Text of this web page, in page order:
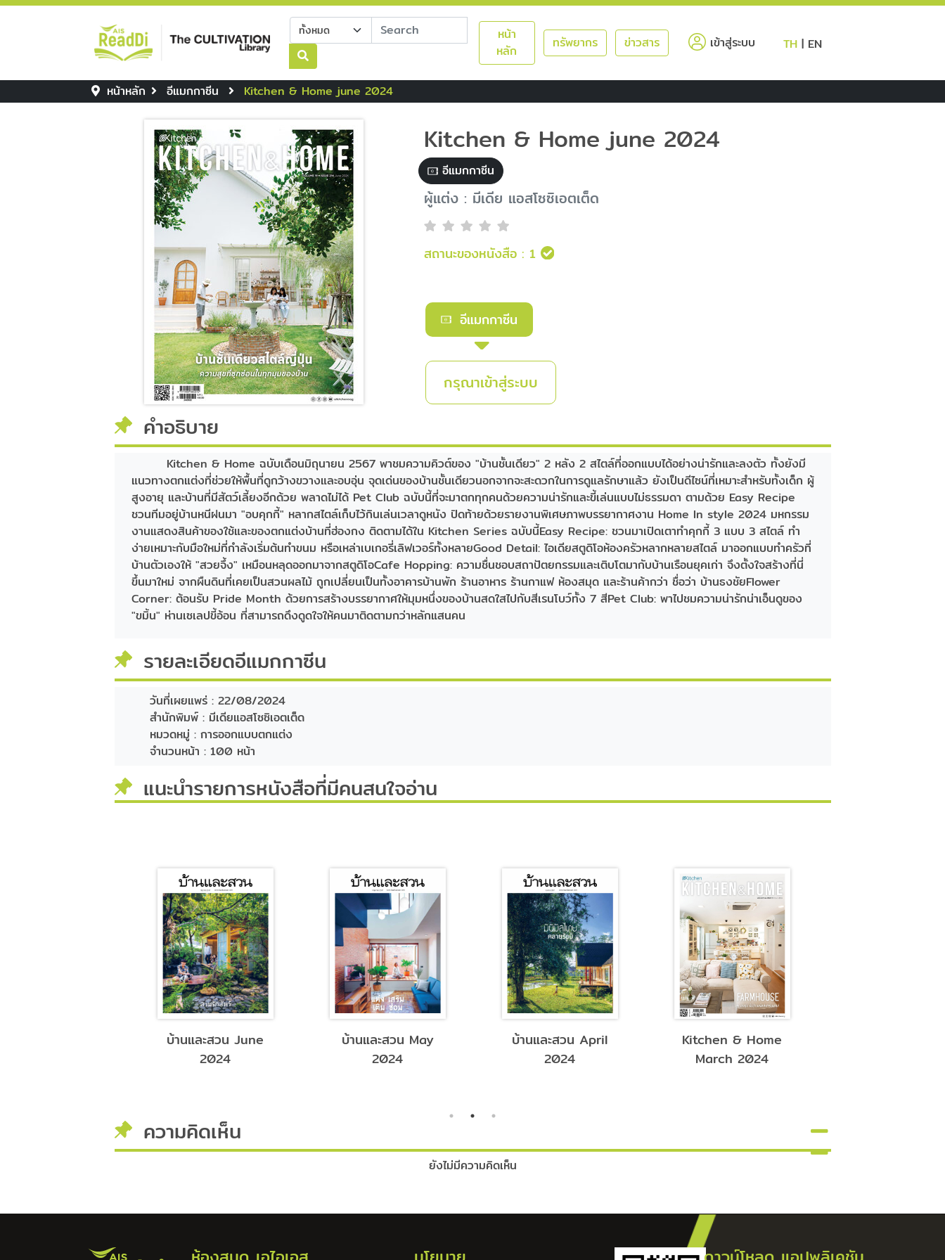
หน้า
หลัก
ทรัพยากร ข่าวสาร เข้าสู่ระบบ(current)
TH| EN
หน้าหลัก อีแมกกาซีน Kitchen & Home june 2024
Kitchen & Home june 2024
อีแมกกาซีน
ผู้แต่ง : มีเดีย แอสโซซิเอตเต็ด
สถานะของหนังสือ : 1
อีแมกกาซีน
กรุณาเข้าสู่ระบบ
คำอธิบาย
Kitchen & Home ฉบับเดือนมิถุนายน 2567 พาชมความคิวต์ของ "บ้านชั้นเดียว" 2 หลัง 2 สไตล์ที่ออกแบบได้อย่างน่ารักและลงตัว ทั้งยังมี
แนวทางตกแต่งที่ช่วยให้พื้นที่ดูกว้างขวางและอบอุ่น จุดเด่นของบ้านชั้นเดียวนอกจากจะสะดวกในการดูแลรักษาแล้ว ยังเป็นดีไซน์ที่เหมาะสำหรับทั้งเด็ก ผู้
สูงอายุ และบ้านที่มีสัตว์เลี้ยงอีกด้วย พลาดไม่ได้ Pet Club ฉบับนี้ที่จะมาตกทุกคนด้วยความน่ารักและขี้เล่นแบบไม่ธรรมดา ตามด้วย Easy Recipe
ชวนทีมอยู่บ้านหนีฝนมา "อบคุกกี้" หลากสไตล์เก็บไว้กินเล่นเวลาดูหนัง ปิดท้ายด้วยรายงานพิเศษภาพบรรยากาศงาน Home In style 2024 มหกรรม
งานแสดงสินค้าของใช้และของตกแต่งบ้านที่ฮ่องกง ติดตามได้ใน Kitchen Series ฉบับนี้Easy Recipe: ชวนมาเปิดเตาทำคุกกี้ 3 แบบ 3 สไตล์ ทำ
ง่ายเหมาะกับมือใหม่ที่กำลังเริ่มต้นทำขนม หรือเหล่าเบเกอรี่เลิฟเวอร์ทั้งหลายGood Detail: ไอเดียสตูดิโอห้องครัวหลากหลายสไตล์ มาออกแบบทำครัวที่
บ้านตัวเองให้ "สวยจึ้ง" เหมือนหลุดออกมาจากสตูดิโอCafe Hopping: ความชื่นชอบสถาปัตยกรรมและเติบโตมากับบ้านเรือนยุคเก่า จึงตั้งใจสร้างที่นี่
ขึ้นมาใหม่ จากผืนดินที่เคยเป็นสวนผลไม้ ถูกเปลี่ยนเป็นทั้งอาคารบ้านพัก ร้านอาหาร ร้านกาแฟ ห้องสมุด และร้านค้ากว่า ชื่อว่า บ้านธงชัยFlower
Corner: ต้อนรับ Pride Month ด้วยการสร้างบรรยากาศให้มุมหนึ่งของบ้านสดใสไปกับสีเรนโบว์ทั้ง 7 สีPet Club: พาไปชมความน่ารักน่าเอ็นดูของ
"ขมิ้น" ห่านเซเลปขี้อ้อน ที่สามารถดึงดูดใจให้คนมาติดตามกว่าหลักแสนคน
รายละเอียดอีแมกกาซีน
วันที่เผยแพร่ :22/08/2024
สำนักพิมพ์ :มีเดียแอสโซซิเอตเต็ด
หมวดหมู่ :การออกแบบตกแต่ง
จำนวนหน้า :100 หน้า
แนะนำรายการหนังสือที่มีคนสนใจอ่าน
บ้านและสวน June
2024
บ้านและสวน May
2024
บ้านและสวน April
2024
Kitchen & Home
March 2024
ความคิดเห็น
ยังไม่มีความคิดเห็น